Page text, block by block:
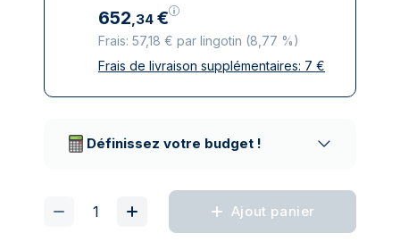
652,34 €
Frais: 57,18 € par lingotin (8,77 %)
Toutes taxes comprises
Frais de livraison supplémentaires: 7 €
Définissez votre budget !
Ajout panier